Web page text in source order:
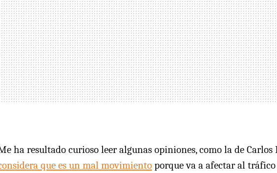
ha resultado curioso leer algunas opiniones, como la de Carlos
que es un mal movimiento porque va a afectar al